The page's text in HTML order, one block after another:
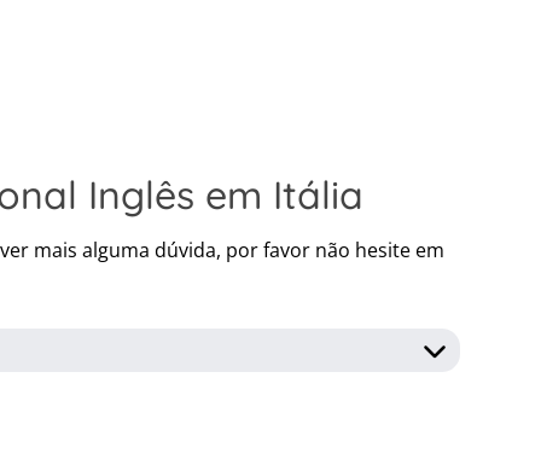
Inglês em Itália
mais alguma dúvida, por favor não hesite em